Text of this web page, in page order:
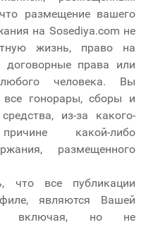
размещение вашего
на Sosediya.com не
жизнь, право на
договорные права или
человека. Вы
все гонорары, сборы и
из-за какого-
какой-либо
размещенного
что все публикации
являются Вашей
включая, но не